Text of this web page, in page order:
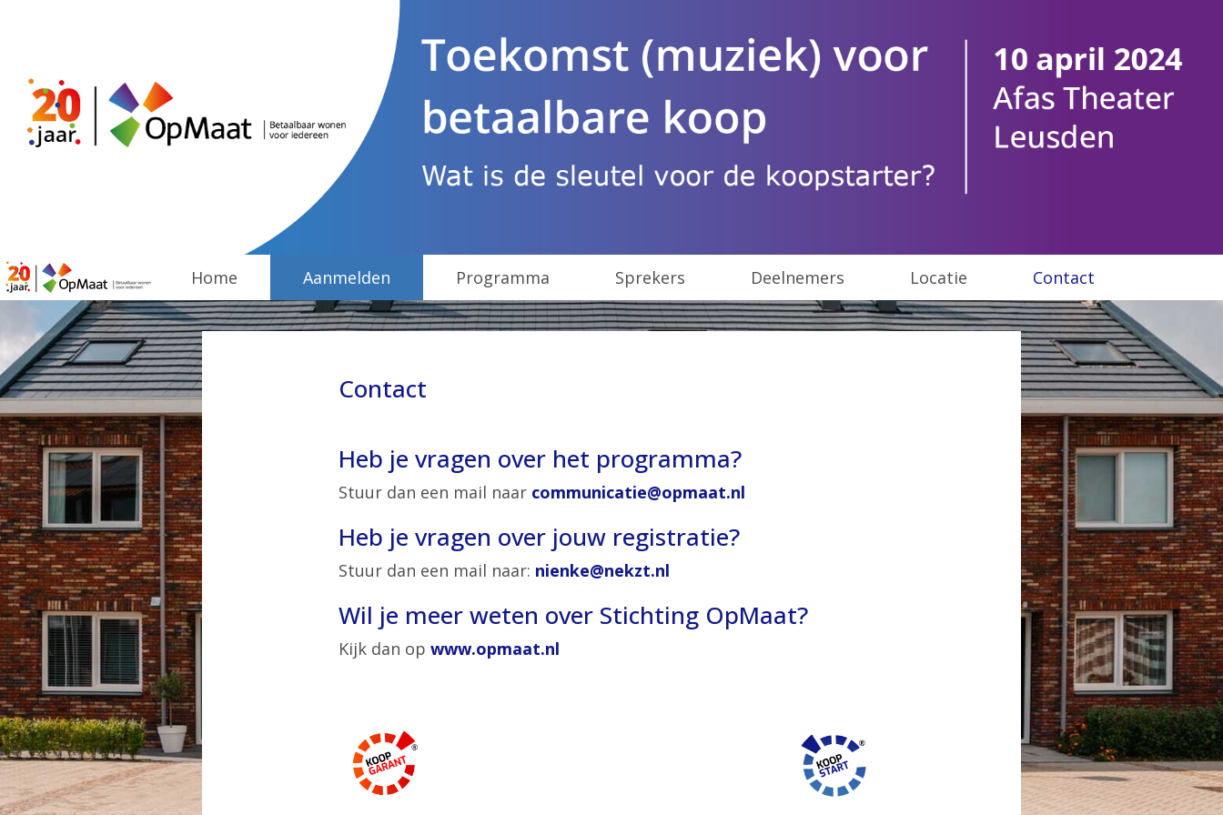
Home Aanmelden Programma Sprekers Deelnemers Locatie Contact
Contact
Heb je vragen over het programma?
Stuur dan een mail naar communicatie@opmaat.nl
Heb je vragen over jouw registratie?
Stuur dan een mail naar: nienke@nekzt.nl
Wil je meer weten over Stichting OpMaat?
Kijk dan op www.opmaat.nl